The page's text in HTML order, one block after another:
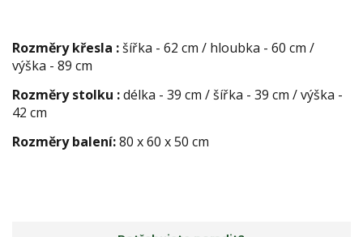
Rozměry křesla :šířka - 62 cm / hloubka - 60 cm /
výška - 89 cm
Rozměry stolku :délka - 39 cm / šířka - 39 cm / výška -
42 cm
Rozměry balení:80 x 60 x 50 cm